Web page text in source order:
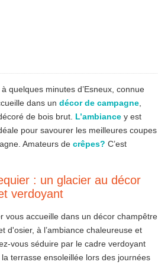
quelques minutes d’Esneux, connue
dans un décor de campagne,
de bois brut. L’ambiancey est
pour savourer les meilleures coupes
Amateurs de crêpes? C’est
: un glacier au décor
verdoyant
vous accueille dans un décor champêtre
d'osier, à l’ambiance chaleureuse et
vous séduire par le cadre verdoyant
terrasse ensoleillée lors des journées